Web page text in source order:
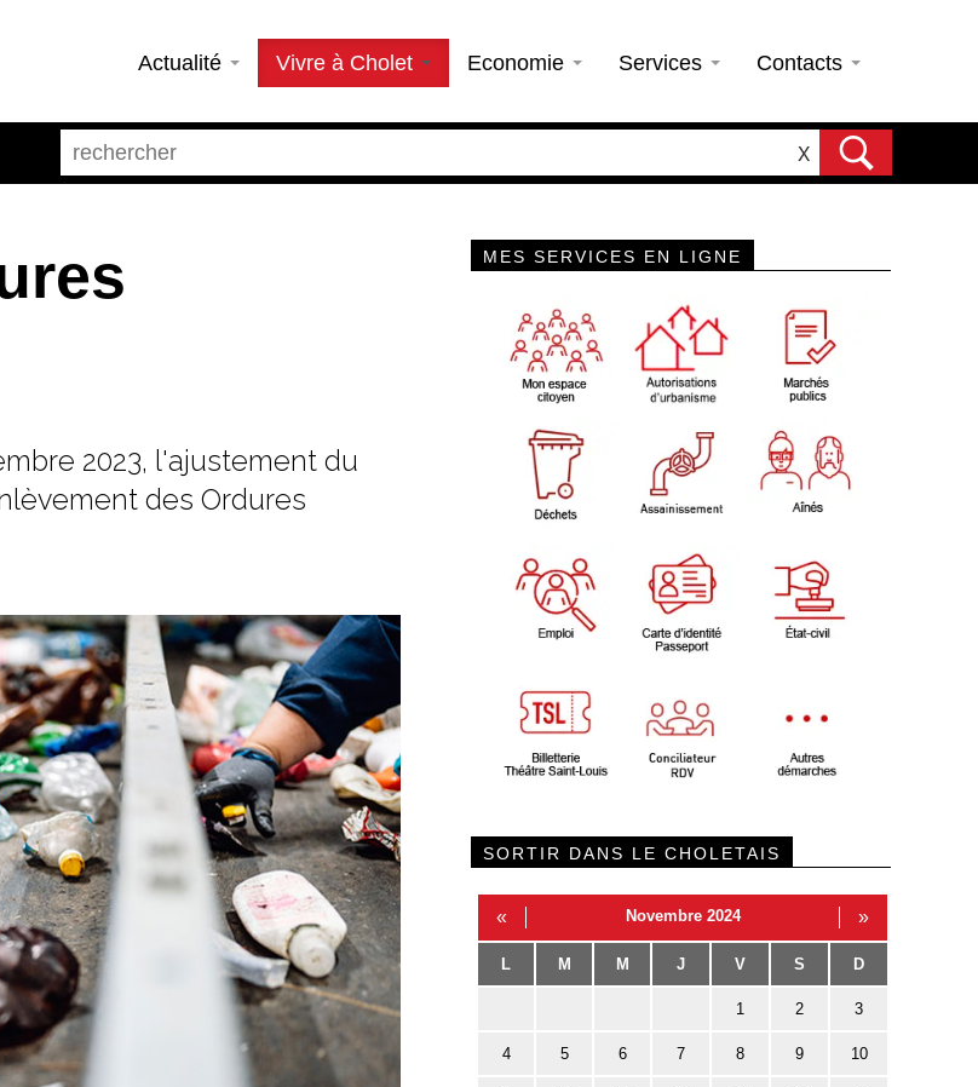
Actualité Vivre à Cholet Economie Services Contacts
X
2023, l'ajustement du
des Ordures
MES SERVICES EN LIGNE
SORTIR DANS LE CHOLETAIS
« Novembre 2024 »
L M M J V S D
1 2 3
4 5 6 7 8 9 10